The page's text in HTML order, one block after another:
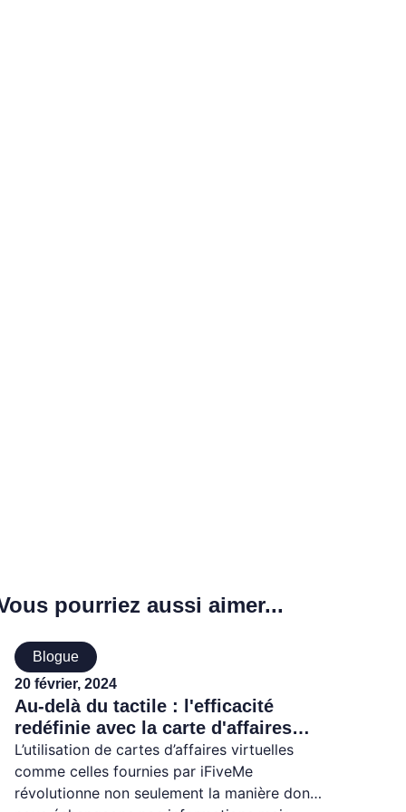
pourriez aussi aimer...
Blogue
20 février, 2024
Au-delà du tactile : l'efficacité
redéfinie avec la carte d'affaires
virtuelle
L’utilisation de cartes d’affaires virtuelles
comme celles fournies par iFiveMe
révolutionne non seulement la manière dont